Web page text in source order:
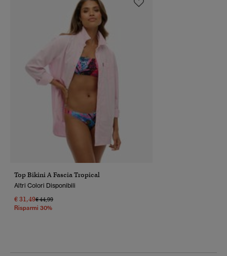
Top Bikini A Fascia Tropical
Altri Colori Disponibili
€ 31,49Prezzo Ridotto Da
€ 44,99A
Risparmi 30%